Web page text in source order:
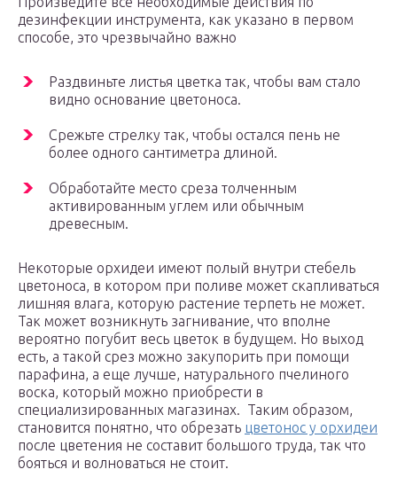
дезинфекции инструмента, как указано в первом
способе, это чрезвычайно важно
Раздвиньте листья цветка так, чтобы вам стало
видно основание цветоноса.
Срежьте стрелку так, чтобы остался пень не
более одного сантиметра длиной.
Обработайте место среза толченным
активированным углем или обычным
древесным.
Некоторые орхидеи имеют полый внутри стебель
цветоноса, в котором при поливе может скапливаться
лишняя влага, которую растение терпеть не может.
Так может возникнуть загнивание, что вполне
вероятно погубит весь цветок в будущем. Но выход
есть, а такой срез можно закупорить при помощи
парафина, а еще лучше, натурального пчелиного
воска, который можно приобрести в
специализированных магазинах. Таким образом,
становится понятно, что обрезать цветонос у орхидеи
после цветения не составит большого труда, так что
бояться и волноваться не стоит.